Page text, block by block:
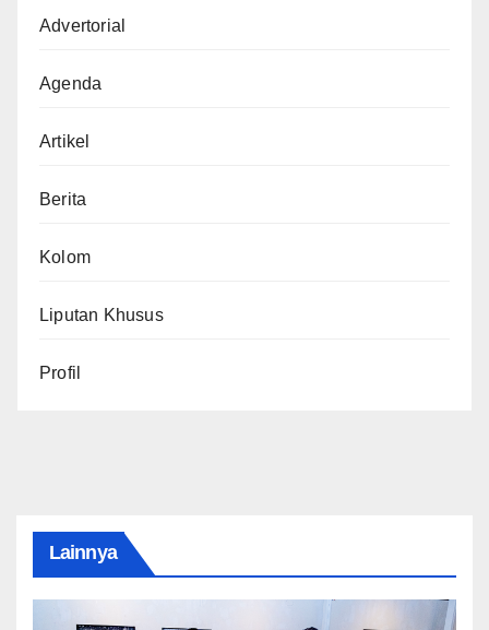
Advertorial
Agenda
Artikel
Berita
Kolom
Liputan Khusus
Profil
Lainnya